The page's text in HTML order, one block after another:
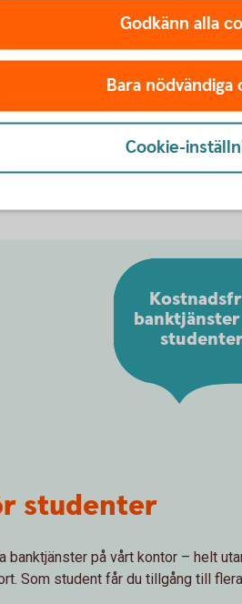
studenter
banktjänster på vårt kontor – helt
Som student får du tillgång till flera
Godkänn alla
Bara nödvändiga
Cookie-